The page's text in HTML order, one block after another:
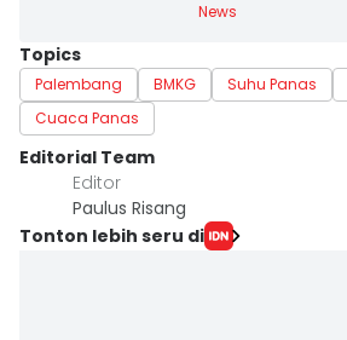
News
Topics
Palembang BMKG Suhu Panas
Cuaca Panas
Editorial Team
Editor
Paulus Risang
Tonton lebih seru di